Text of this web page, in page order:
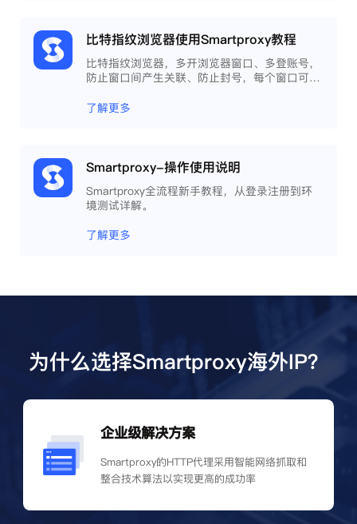
比特指纹浏览器使用Smartproxy教程
比特指纹浏览器，多开浏览器窗口、多登账号，
防止窗口间产生关联、防止封号，每个窗口可以
相互间完全环境独立、隔离，避免关联封号。
了解更多
Smartproxy-操作使用说明
Smartproxy全流程新手教程，从登录注册到环
境测试详解。
了解更多
为什么选择Smartproxy海外IP？
企业级解决方案
Smartproxy的HTTP代理采用智能网络抓取和
整合技术算法以实现更高的成功率